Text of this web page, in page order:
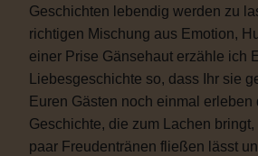
Geschichten lebendig werden zu
richtigen Mischung aus Emotion,
einer Prise Gänsehaut erzähle ich
Liebesgeschichte so, dass Ihr sie
Euren Gästen noch einmal erleben
Geschichte, die zum Lachen
paar Freudentränen fließen lässt